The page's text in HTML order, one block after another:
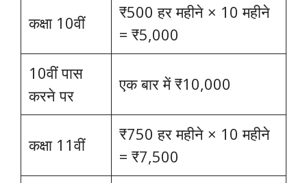
कक्षा 10वीं
₹500 हर महीने × 10 महीने
= ₹5,000
10वीं पास
करने पर
एक बार में ₹10,000
कक्षा 11वीं
₹750 हर महीने × 10 महीने
= ₹7,500